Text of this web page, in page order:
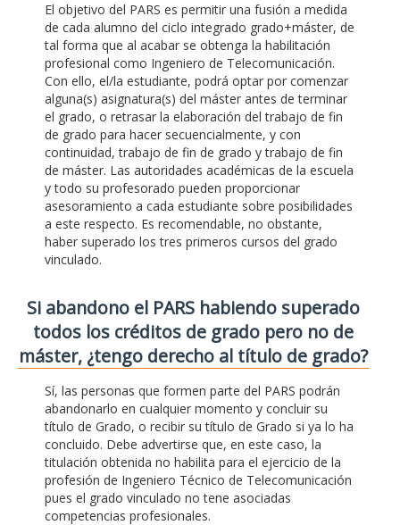
El objetivo del PARS es permitir una fusión a medida
de cada alumno del ciclo integrado grado+máster, de
tal forma que al acabar se obtenga la habilitación
profesional como Ingeniero de Telecomunicación.
Con ello, el/la estudiante, podrá optar por comenzar
alguna(s) asignatura(s) del máster antes de terminar
el grado, o retrasar la elaboración del trabajo de fin
de grado para hacer secuencialmente, y con
continuidad, trabajo de fin de grado y trabajo de fin
de máster. Las autoridades académicas de la escuela
y todo su profesorado pueden proporcionar
asesoramiento a cada estudiante sobre posibilidades
a este respecto. Es recomendable, no obstante,
haber superado los tres primeros cursos del grado
vinculado.
Si abandono el PARS habiendo superado
todos los créditos de grado pero no de
máster, ¿tengo derecho al título de grado?
Sí, las personas que formen parte del PARS podrán
abandonarlo en cualquier momento y concluir su
título de Grado, o recibir su título de Grado si ya lo ha
concluido. Debe advertirse que, en este caso, la
titulación obtenida no habilita para el ejercicio de la
profesión de Ingeniero Técnico de Telecomunicación
pues el grado vinculado no tene asociadas
competencias profesionales.